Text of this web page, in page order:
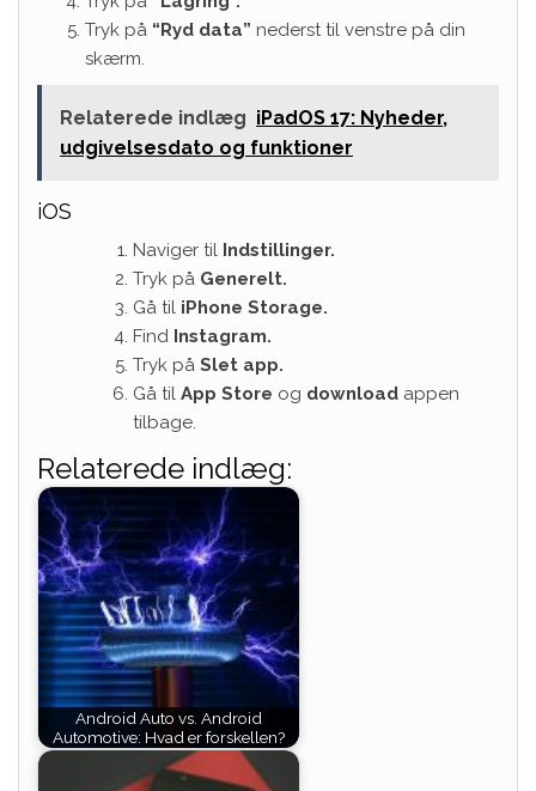
Tryk på “Ryd data” nederst til venstre på din
skærm.
Relaterede indlæg iPadOS 17: Nyheder,
udgivelsesdato og funktioner
iOS
Naviger til Indstillinger.
Tryk på Generelt.
Gå til iPhone Storage.
Find Instagram.
Tryk på Slet app.
Gå til App Store og download appen
tilbage.
Relaterede indlæg:
Android Auto vs. Android
Automotive: Hvad er forskellen?